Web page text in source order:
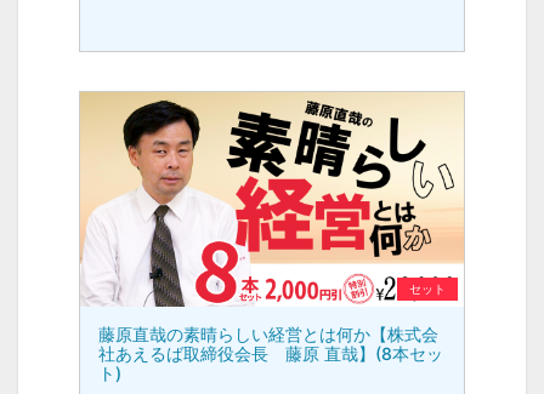
セット
藤原直哉の素晴らしい経営とは何か【株式会
社あえるば取締役会長 藤原 直哉】(8本セッ
ト)